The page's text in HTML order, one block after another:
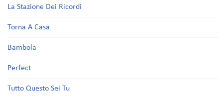
La Stazione Dei Ricordi
Torna A Casa
Bambola
Perfect
Tutto Questo Sei Tu